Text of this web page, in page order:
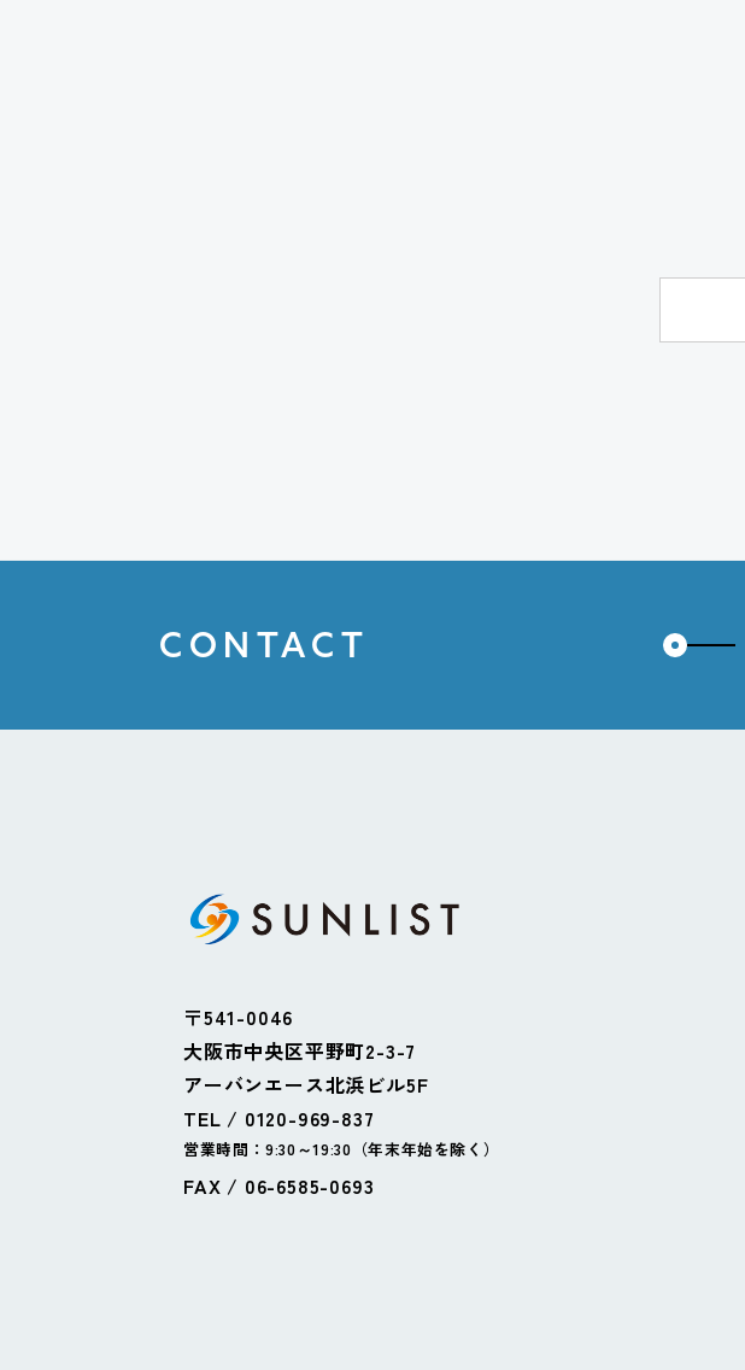
CONTACT
〒541-0046
大阪市中央区平野町2-3-7
アーバンエース北浜ビル5F
TEL / 0120-969-837
営業時間：9:30～19:30（年末年始を除く）
FAX / 06-6585-0693